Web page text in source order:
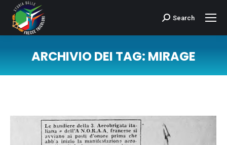
Cerca:Search
ARCHIVIO DEI TAG:MIRAGE